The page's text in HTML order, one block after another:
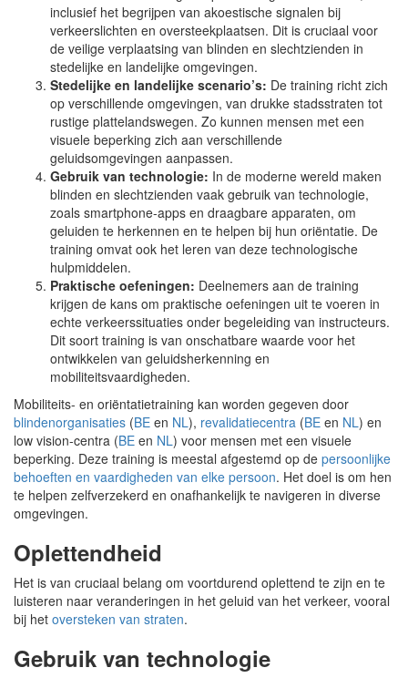
inclusief het begrijpen van akoestische signalen bij
verkeerslichten en oversteekplaatsen. Dit is cruciaal voor
de veilige verplaatsing van blinden en slechtzienden in
stedelijke en landelijke omgevingen.
Stedelijke en landelijke scenario’s: De training richt zich
op verschillende omgevingen, van drukke stadsstraten tot
rustige plattelandswegen. Zo kunnen mensen met een
visuele beperking zich aan verschillende
geluidsomgevingen aanpassen.
Gebruik van technologie: In de moderne wereld maken
blinden en slechtzienden vaak gebruik van technologie,
zoals smartphone-apps en draagbare apparaten, om
geluiden te herkennen en te helpen bij hun oriëntatie. De
training omvat ook het leren van deze technologische
hulpmiddelen.
Praktische oefeningen: Deelnemers aan de training
krijgen de kans om praktische oefeningen uit te voeren in
echte verkeerssituaties onder begeleiding van instructeurs.
Dit soort training is van onschatbare waarde voor het
ontwikkelen van geluidsherkenning en
mobiliteitsvaardigheden.
Mobiliteits- en oriëntatietraining kan worden gegeven door
blindenorganisaties (BE en NL), revalidatiecentra (BE en NL) en
low vision-centra (BE en NL) voor mensen met een visuele
beperking. Deze training is meestal afgestemd op de persoonlijke
behoeften en vaardigheden van elke persoon. Het doel is om hen
te helpen zelfverzekerd en onafhankelijk te navigeren in diverse
omgevingen.
Oplettendheid
Het is van cruciaal belang om voortdurend oplettend te zijn en te
luisteren naar veranderingen in het geluid van het verkeer, vooral
bij het oversteken van straten.
Gebruik van technologie